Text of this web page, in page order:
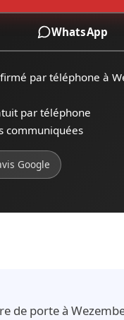
WhatsApp
par téléphone à
par téléphone
communiquées
Google
de porte à